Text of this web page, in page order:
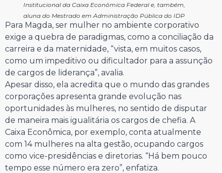
Institucional da Caixa Econômica Federal e, também,
aluna do Mestrado em Administração Pública do IDP
Para Magda, ser mulher no ambiente corporativo
exige a quebra de paradigmas, como a conciliação da
carreira e da maternidade, “vista, em muitos casos,
como um impeditivo ou dificultador para a assunção
de cargos de liderança”, avalia.
Apesar disso, ela acredita que o mundo das grandes
corporações apresenta grande evolução nas
oportunidades às mulheres, no sentido de disputar
de maneira mais igualitária os cargos de chefia. A
Caixa Econômica, por exemplo, conta atualmente
com 14 mulheres na alta gestão, ocupando cargos
como vice-presidências e diretorias. “Há bem pouco
tempo esse número era zero”, enfatiza.